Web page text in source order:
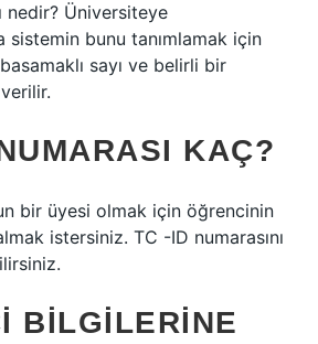
nedir? Üniversiteye
sistemin bunu tanımlamak için
sayı ve belirli bir
KAÇ?
bir üyesi olmak için öğrencinin
istersiniz. TC -ID numarasını
BILGILERINE